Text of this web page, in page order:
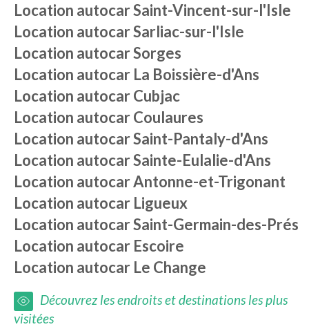
Location autocarSaint-Vincent-sur-l'Isle
Location autocarSarliac-sur-l'Isle
Location autocarSorges
Location autocar La Boissière-d'Ans
Location autocarCubjac
Location autocarCoulaures
Location autocarSaint-Pantaly-d'Ans
Location autocarSainte-Eulalie-d'Ans
Location autocarAntonne-et-Trigonant
Location autocar Ligueux
Location autocarSaint-Germain-des-Prés
Location autocar Escoire
Location autocar Le Change
Découvrez les endroits et destinations les plus
visitées